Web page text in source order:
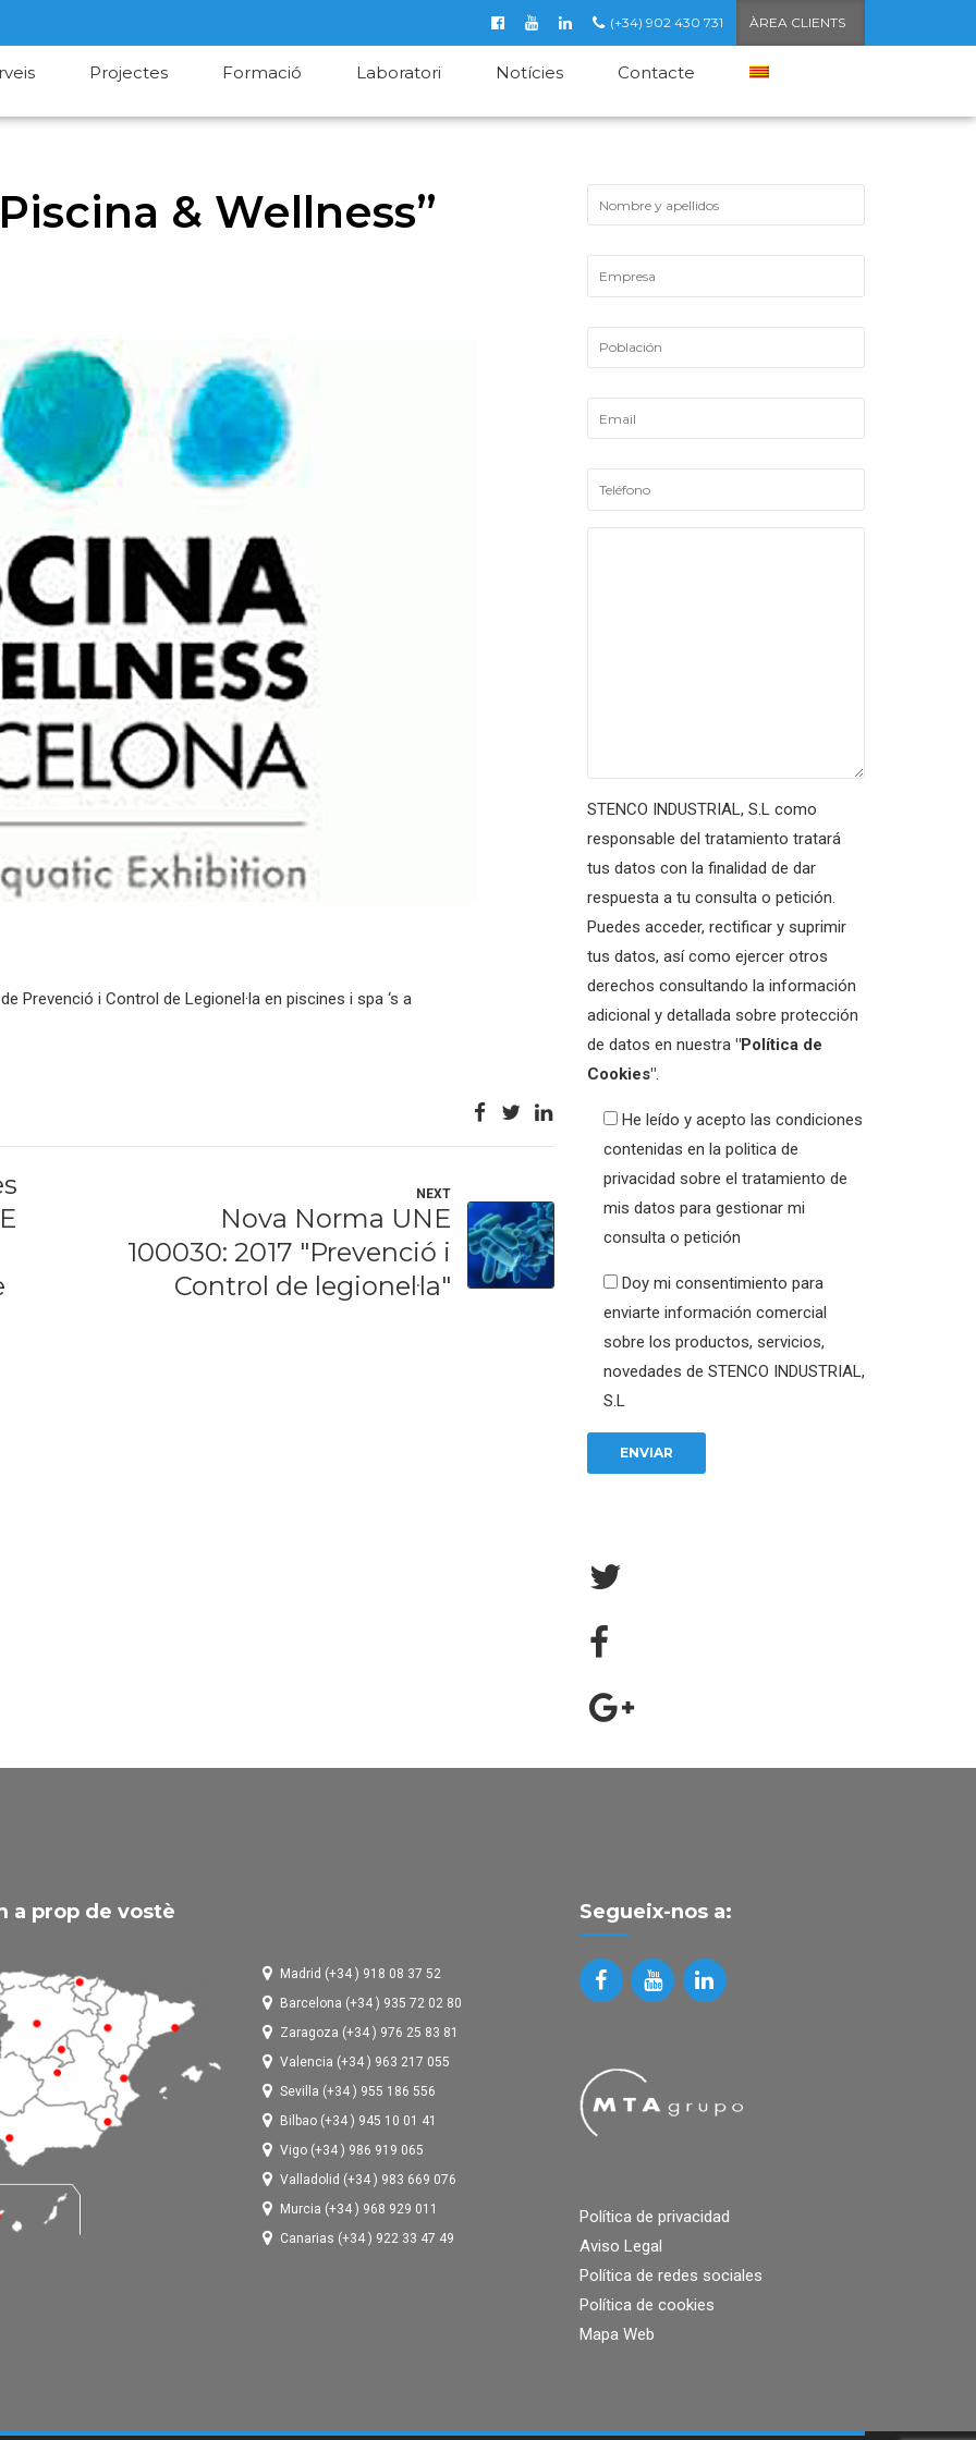
(+34) 902 430 731 ÀREA CLIENTS
Projectes Formació Laboratori Notícies Contacte
& Wellness”
Prevenció i Control de Legionel·la en piscines i spa ‘s a
NEXT
Nova Norma UNE
100030: 2017 "Prevenció i
Control de legionel·la"
STENCO INDUSTRIAL, S.L como
responsable del tratamiento tratará
tus datos con la finalidad de dar
respuesta a tu consulta o petición.
Puedes acceder, rectificar y suprimir
tus datos, así como ejercer otros
derechos consultando la información
adicional y detallada sobre protección
de datos en nuestra "Política de
Cookies".
He leído y acepto las condiciones
contenidas en la politica de
privacidad sobre el tratamiento de
mis datos para gestionar mi
consulta o petición
Doy mi consentimiento para
enviarte información comercial
sobre los productos, servicios,
novedades de STENCO INDUSTRIAL,
S.L
a prop de vostè
Madrid (+34 ) 918 08 37 52
Barcelona (+34 ) 935 72 02 80
Zaragoza (+34 ) 976 25 83 81
Valencia (+34 ) 963 217 055
Sevilla (+34 ) 955 186 556
Bilbao (+34 ) 945 10 01 41
Vigo (+34 ) 986 919 065
Valladolid (+34 ) 983 669 076
Murcia (+34 ) 968 929 011
Canarias (+34 ) 922 33 47 49
Segueix-nos a:
Política de privacidad
Aviso Legal
Política de redes sociales
Política de cookies
Mapa Web